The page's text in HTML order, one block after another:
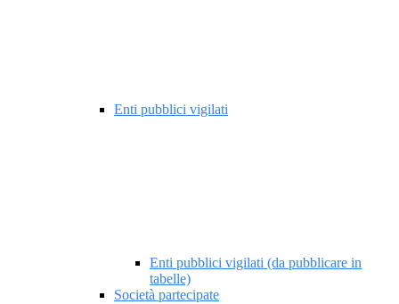
Enti pubblici vigilati
Enti pubblici vigilati (da pubblicare in
tabelle)
Società partecipate